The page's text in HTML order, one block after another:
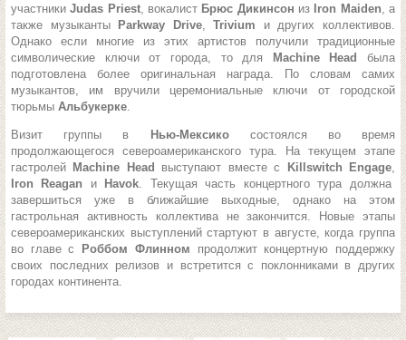
участникиJudas Priest, вокалист Брюс Дикинсон из Iron Maiden, а
также музыканты
Parkway Drive,Trivium и других коллективов.
Однако если многие из этих артистов получили традиционные
символические ключи от города, то для
Machine Head была
подготовлена более оригинальная награда. По словам самих
музыкантов, им вручили церемониальные ключи от городской
тюрьмы Альбукерке.
Визит группы в Нью-Мексикосостоялся во время
продолжающегося североамериканского тура. На текущем этапе
гастролей Machine Head выступают вместе с Killswitch Engage,
Iron Reagan и Havok. Текущая часть концертного тура должна
завершиться уже в ближайшие выходные, однако на этом
гастрольная активность коллектива не закончится. Новые этапы
североамериканских выступлений стартуют в августе, когда группа
во главе с
Роббом Флинном продолжит концертную поддержку
своих последних релизов и встретится с поклонниками в других
городах континента.